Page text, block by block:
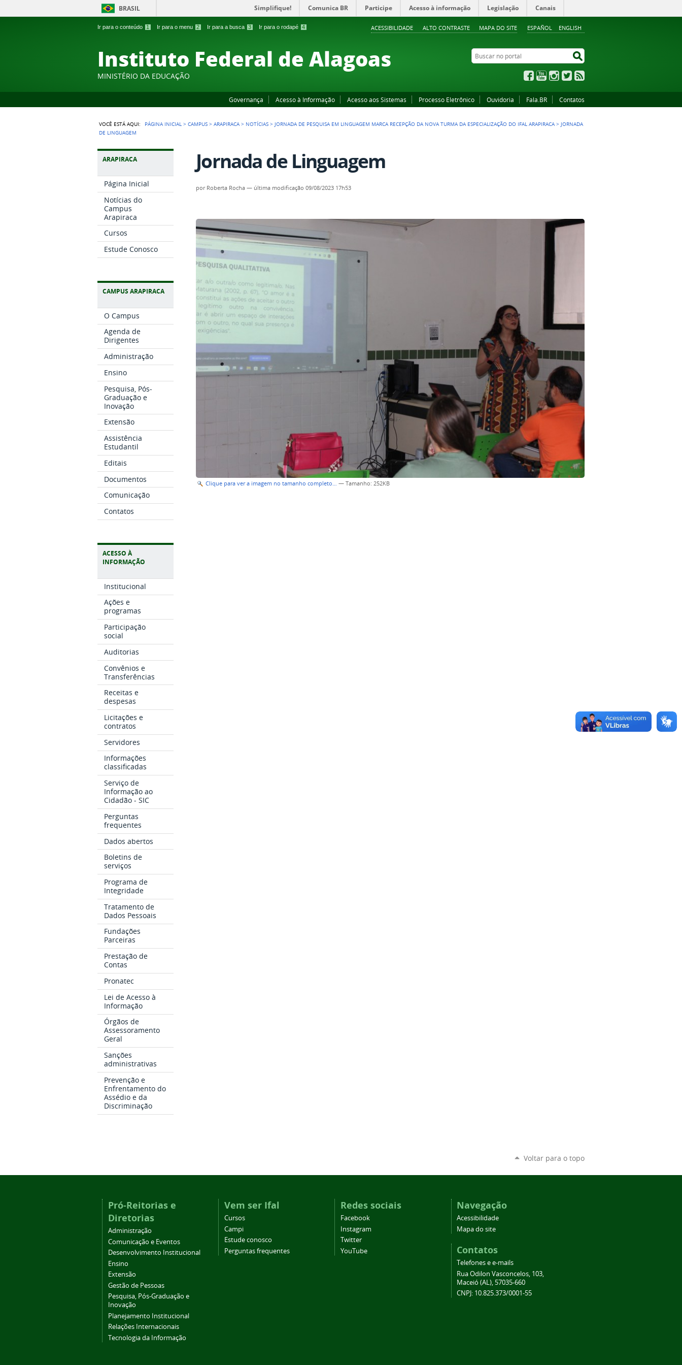
Ir para o conteúdo 1 Ir para o menu 2 Ir para a busca 3 Ir para o rodapé 4 ESPAÑOL ENGLISH
ACESSIBILIDADE ALTO CONTRASTE MAPA DO SITE
BRASIL Simplifique! Comunica BR Participe Acesso à informação Legislação Canais
Instituto Federal de Alagoas
MINISTÉRIO DA EDUCAÇÃO
Buscar no portal
FacebookYouTubeInstagram
Twitter
Governança Acesso à Informação Acesso aos Sistemas Processo Eletrônico Ouvidoria Fala.BR Contatos
VOCÊ ESTÁ AQUI: PÁGINA INICIAL >CAMPUS >ARAPIRACA > NOTÍCIAS > JORNADA DE PESQUISA EM LINGUAGEM MARCA RECEPÇÃO DA NOVA TURMA DA ESPECIALIZAÇÃO DO IFAL ARAPIRACA > JORNADA
DE LINGUAGEM
ARAPIRACA
Página Inicial
Notícias do
Campus
Arapiraca
Cursos
Estude Conosco
CAMPUS ARAPIRACA
O Campus
Agenda de
Dirigentes
Administração
Ensino
Pesquisa, Pós-
Graduação e
Inovação
Extensão
Assistência
Estudantil
Editais
Documentos
Comunicação
Contatos
ACESSO À
INFORMAÇÃO
Institucional
Ações e
programas
Participação
social
Auditorias
Convênios e
Transferências
Receitas e
despesas
Licitações e
contratos
Servidores
Informações
classificadas
Serviço de
Informação ao
Cidadão - SIC
Perguntas
frequentes
Dados abertos
Boletins de
serviços
Programa de
Integridade
Tratamento de
Dados Pessoais
Fundações
Parceiras
Prestação de
Contas
Pronatec
Lei de Acesso à
Informação
Órgãos de
Assessoramento
Geral
Sanções
administrativas
Prevenção e
Enfrentamento do
Assédio e da
Discriminação
Jornada de Linguagem
por Roberta Rocha — última modificação 09/08/2023 17h53
Clique para ver a imagem no tamanho completo… —Tamanho: 252KB
Voltar para o topo
Pró-Reitorias e
Diretorias
Administração
Comunicação e Eventos
Desenvolvimento Institucional
Ensino
Extensão
Gestão de Pessoas
Pesquisa, Pós-Graduação e
Inovação
Planejamento Institucional
Relações Internacionais
Tecnologia da Informação
Vem ser Ifal
Cursos
Campi
Estude conosco
Perguntas frequentes
Redes sociais
Facebook
Instagram
Twitter
YouTube
Navegação
Acessibilidade
Mapa do site
Contatos
Telefones e e-mails
Rua Odilon Vasconcelos, 103,
Maceió (AL), 57035-660
CNPJ: 10.825.373/0001-55